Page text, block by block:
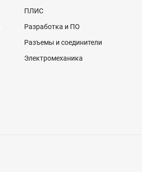
ПЛИС
Разработка и ПО
Разъемы и соединители
Электромеханика